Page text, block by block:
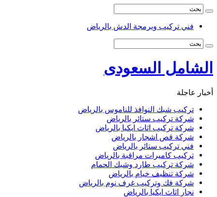
فني تركيب وبرمجة الدش بالرياض
الشامل السعودى
أخبار عاجلة
تركيب شبك النوافذ للناموس بالرياض
شركة تركيب ستائر بالرياض
شركة تركيب اثاث ايكيا بالرياض
شركة قص اشجار بالرياض
فني تركيب ستائر بالرياض
تركيب كاميرات مراقبة بالرياض
شركة تركيب طارد وشبك الحمام
شركة تنظيف خيام بالرياض
شركة فك وتركيب غرف نوم بالرياض
نجار اثاث ايكيا بالرياض